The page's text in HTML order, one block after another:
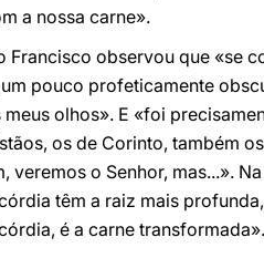
a nossa carne».
Francisco observou que «se
pouco profeticamente
olhos». E «foi
os de Corinto, também
veremos o Senhor, mas...».
têm a raiz mais
é a carne transformada».